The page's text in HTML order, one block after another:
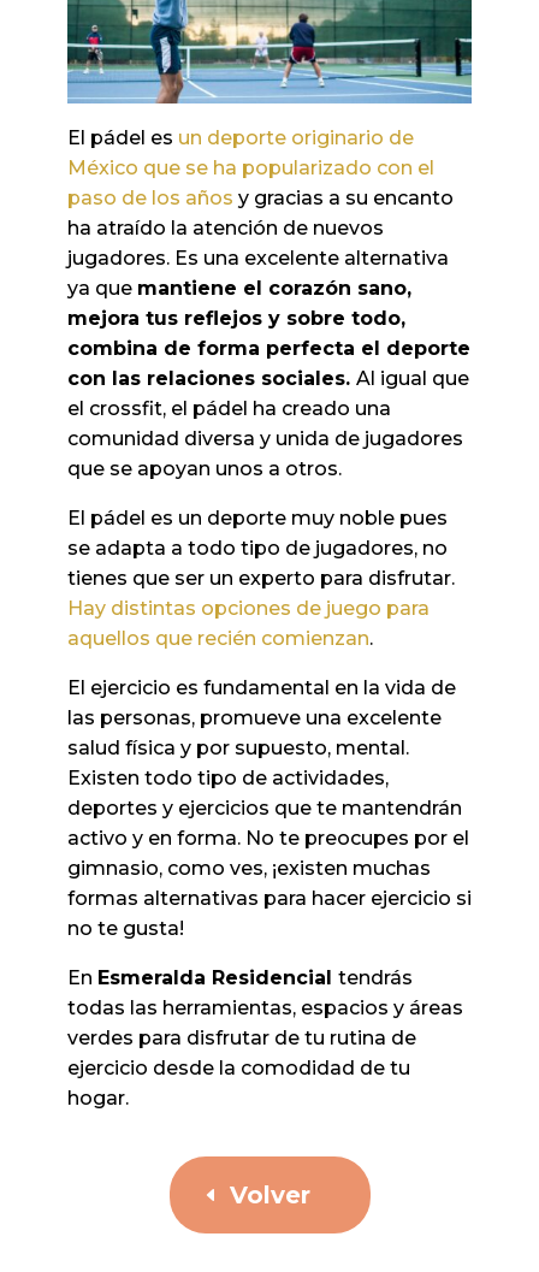
El pádel es un deporte originario de
México que se ha popularizado con el
paso de los años y gracias a su encanto
ha atraído la atención de nuevos
jugadores. Es una excelente alternativa
ya que mantiene el corazón sano,
mejora tus reflejos y sobre todo,
combina de forma perfecta el deporte
con las relaciones sociales. Al igual que
el crossfit, el pádel ha creado una
comunidad diversa y unida de jugadores
que se apoyan unos a otros.
El pádel es un deporte muy noble pues
se adapta a todo tipo de jugadores, no
tienes que ser un experto para disfrutar.
Hay distintas opciones de juego para
aquellos que recién comienzan.
El ejercicio es fundamental en la vida de
las personas, promueve una excelente
salud física y por supuesto, mental.
Existen todo tipo de actividades,
deportes y ejercicios que te mantendrán
activo y en forma. No te preocupes por el
gimnasio, como ves, ¡existen muchas
formas alternativas para hacer ejercicio si
no te gusta!
En Esmeralda Residencial tendrás
todas las herramientas, espacios y áreas
verdes para disfrutar de tu rutina de
ejercicio desde la comodidad de tu
hogar.
Volver